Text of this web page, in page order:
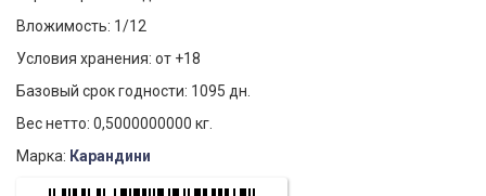
Вложимость: 1/12
Условия хранения: от +18
Базовый срок годности: 1095 дн.
Вес нетто: 0,5000000000 кг.
Марка: Карандини